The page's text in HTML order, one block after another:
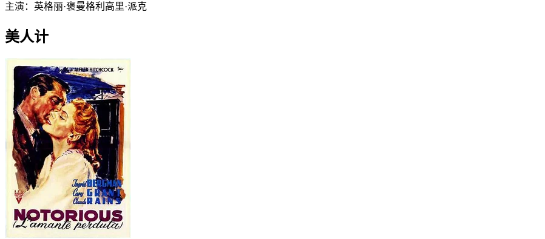
主演： 英格丽·褒曼格利高里·派克
美人计